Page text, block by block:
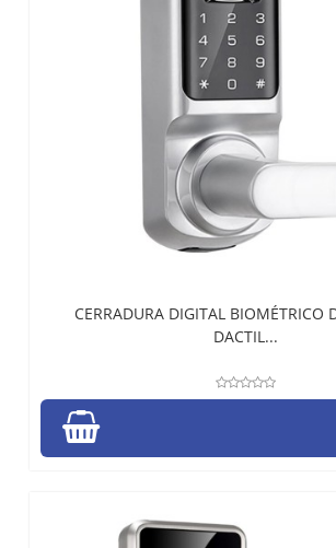
CERRADURA DIGITAL BIOMÉTRICO
DACTIL...